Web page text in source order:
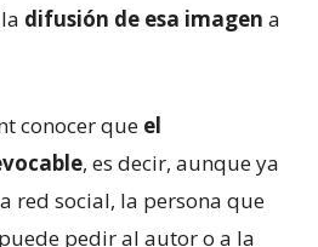
difusión de esa imagen a
conocer que el
, es decir, aunque ya
red social, la persona que
pedir al autor o a la